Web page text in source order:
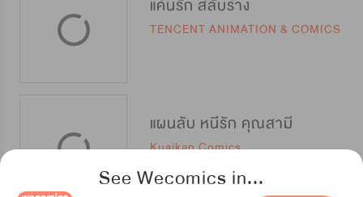
See Wecomics in...
แค้นรัก สลับร่าง
TENCENT ANIMATION & COMICS
แผนลับ หนีรัก คุณสามี
Kuaikan Comics